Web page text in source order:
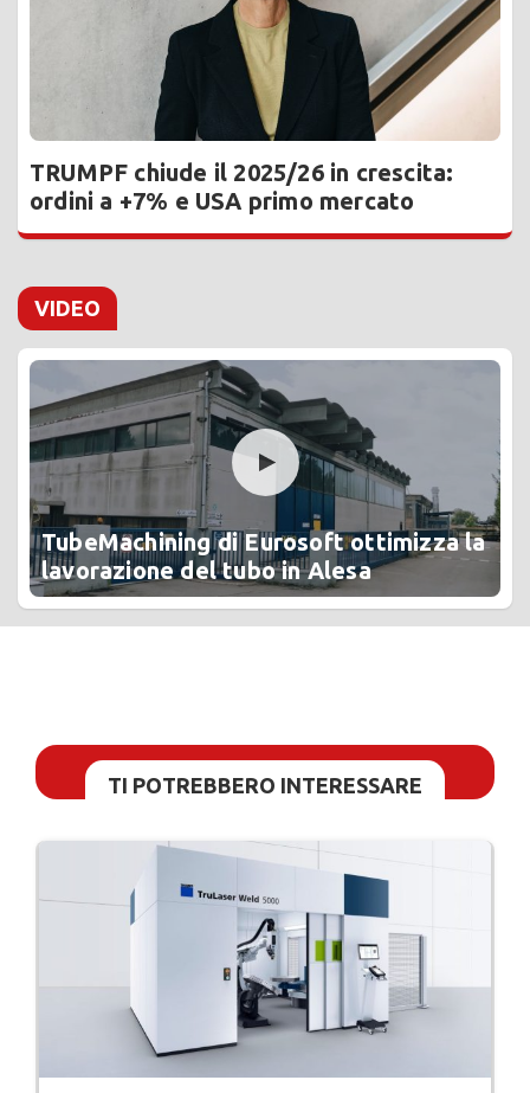
TRUMPF chiude il 2025/26 in crescita:
ordini a +7% e USA primo mercato
VIDEO
TubeMachining di Eurosoft ottimizza la
lavorazione del tubo in Alesa
TI POTREBBERO INTERESSARE